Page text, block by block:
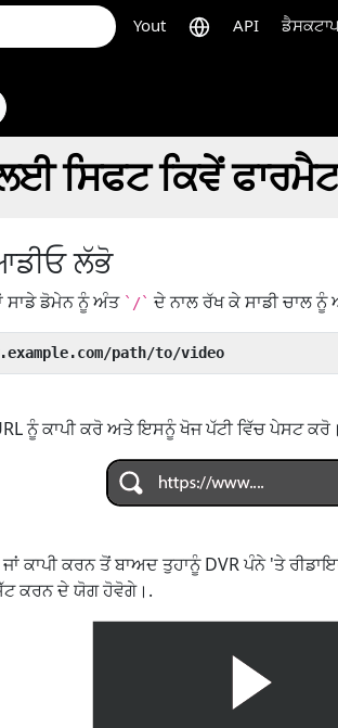
Yout API
ਸਿਫਟ ਕਿਵੇਂ ਫਾਰਮੈਟ
ਲੱਭੋ
ਸਾਡੇ ਡੋਮੇਨ ਨੂੰ ਅੰਤ `/` ਦੇ ਨਾਲ ਰੱਖ ਕੇ ਸਾਡੀ ਚਾਲ
path/to/video
ਨੂੰ ਕਾਪੀ ਕਰੋ ਅਤੇ ਇਸਨੂੰ ਖੋਜ ਪੱਟੀ ਵਿੱਚ ਪੇਸਟ ਕਰੋ।
ਕਾਪੀ ਕਰਨ ਤੋਂ ਬਾਅਦ ਤੁਹਾਨੂੰ DVR ਪੰਨੇ 'ਤੇ
ਕਰਨ ਦੇ ਯੋਗ ਹੋਵੋਗੇ।.